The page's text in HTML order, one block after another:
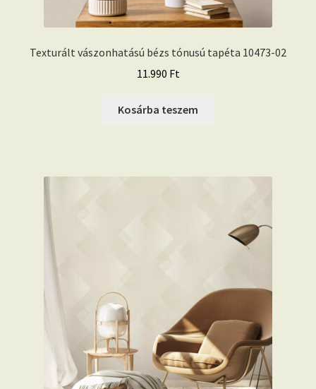
Texturált vászonhatású bézs tónusú tapéta 10473-02
11.990 Ft
Kosárba teszem